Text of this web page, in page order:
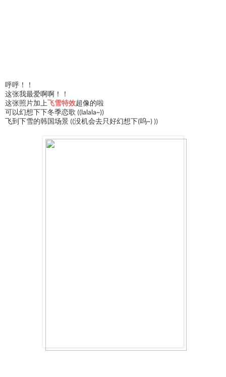
呼呼！！
这张我最爱啊啊！！
这张照片加上 飞雪特效超像的啦
可以幻想下下冬季恋歌 ((lalala~))
飞到下雪的韩国场景 ((没机会去只好幻想下(呜~) ))